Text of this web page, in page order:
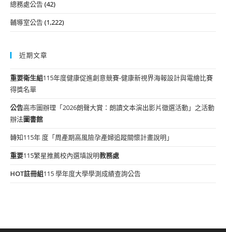
總務處公告(42)
輔導室公告(1,222)
近期文章
重要衛生組115年度健康促進創意競賽-健康新視界海報設計與電繪比賽
得獎名單
公告高市圖辦理「2026朗聲大賞：朗讀文本演出影片徵選活動」之活動
辦法圖書館
轉知115年 度「周產期高風險孕產婦追蹤關懷計畫說明」
重要115繁星推薦校內選填說明教務處
HOT註冊組115 學年度大學學測成績查詢公告